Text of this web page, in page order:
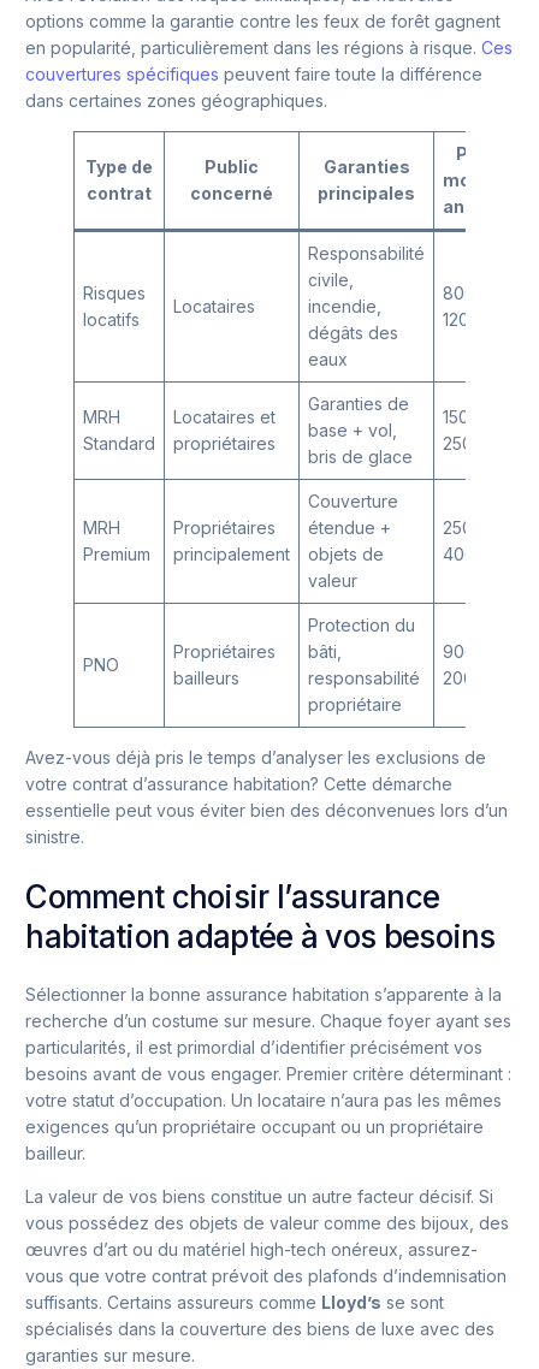
options comme la garantie contre les feux de forêt gagnent
en popularité, particulièrement dans les régions à risque.Ces
couvertures spécifiques peuvent faire toute la différence
dans certaines zones géographiques.
Type de
contrat
Public
concerné
Garanties
principales
Prix
moyen
annuel
Risques
locatifs
Locataires
Responsabilité
civile,
incendie,
dégâts des
eaux
80€ –
120€
MRH
Standard
Locataires et
propriétaires
Garanties de
base + vol,
bris de glace
150€ –
250€
MRH
Premium
Propriétaires
principalement
Couverture
étendue +
objets de
valeur
250€ –
400€
PNO
Propriétaires
bailleurs
Protection du
bâti,
responsabilité
propriétaire
90€ –
200€
Avez-vous déjà pris le temps d’analyser les exclusions de
votre contrat d’assurance habitation? Cette démarche
essentielle peut vous éviter bien des déconvenues lors d’un
sinistre.
Comment choisir l’assurance
habitation adaptée à vos besoins
Sélectionner la bonne assurance habitation s’apparente à la
recherche d’un costume sur mesure. Chaque foyer ayant ses
particularités, il est primordial d’identifier précisément vos
besoins avant de vous engager. Premier critère déterminant :
votre statut d’occupation. Un locataire n’aura pas les mêmes
exigences qu’un propriétaire occupant ou un propriétaire
bailleur.
La valeur de vos biens constitue un autre facteur décisif. Si
vous possédez des objets de valeur comme des bijoux, des
œuvres d’art ou du matériel high-tech onéreux, assurez-
vous que votre contrat prévoit des plafonds d’indemnisation
suffisants. Certains assureurs comme Lloyd’s se sont
spécialisés dans la couverture des biens de luxe avec des
garanties sur mesure.